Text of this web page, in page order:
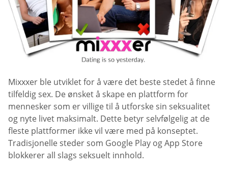
Mixxxer ble utviklet for å være det beste stedet å finne
tilfeldig sex. De ønsket å skape en plattform for
mennesker som er villige til å utforske sin seksualitet
og nyte livet maksimalt. Dette betyr selvfølgelig at de
fleste plattformer ikke vil være med på konseptet.
Tradisjonelle steder som Google Play og App Store
blokkerer all slags seksuelt innhold.